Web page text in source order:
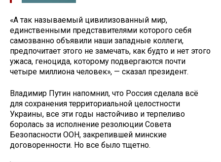
«А так называемый цивилизованный мир,
единственными представителями которого себя
самозванно объявили наши западные коллеги,
предпочитает этого не замечать, как будто и нет этого
ужаса, геноцида, которому подвергаются почти
четыре миллиона человек», — сказал президент.
Владимир Путин напомнил, что Россия сделала всё
для сохранения территориальной целостности
Украины, все эти годы настойчиво и терпеливо
боролась за исполнение резолюции Совета
Безопасности ООН, закрепившей минские
договоренности. Но все было тщетно.